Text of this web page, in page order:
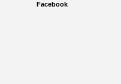
Facebook